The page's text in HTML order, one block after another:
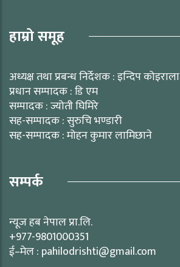
हाम्रो समूह
अध्यक्ष तथा प्रबन्ध निर्देशक : इन्दिप कोइराला
प्रधान सम्पादक : डि एम
सम्पादक : ज्योती घिमिरे
सह-सम्पादक : सुरुचि भण्डारी
सह-सम्पादक : मोहन कुमार लामिछाने
सम्पर्क
न्यूज हब नेपाल प्रा.लि.
+977-9801000351
ई–मेल : pahilodrishti@gmail.com